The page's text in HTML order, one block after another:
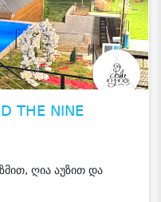
THE NINE
ღია აუზით და